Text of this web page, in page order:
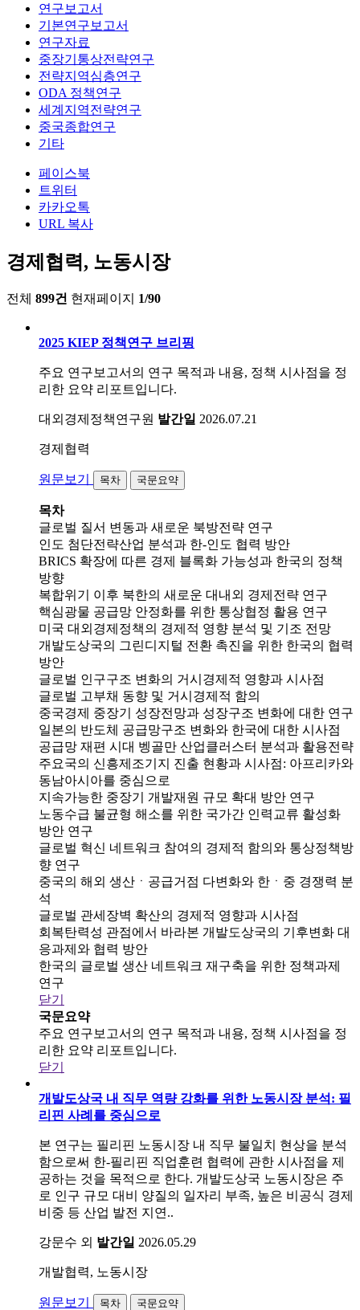
연구보고서
기본연구보고서
연구자료
중장기통상전략연구
전략지역심층연구
ODA 정책연구
세계지역전략연구
중국종합연구
기타
페이스북
트위터
카카오톡
URL 복사
경제협력, 노동시장
전체 899건 현재페이지 1/90
2025 KIEP 정책연구 브리핑
주요 연구보고서의 연구 목적과 내용, 정책 시사점을 정
리한 요약 리포트입니다.
대외경제정책연구원 발간일 2026.07.21
경제협력
원문보기 목차 국문요약
목차
글로벌 질서 변동과 새로운 북방전략 연구
인도 첨단전략산업 분석과 한-인도 협력 방안
BRICS 확장에 따른 경제 블록화 가능성과 한국의 정책
방향
복합위기 이후 북한의 새로운 대내외 경제전략 연구
핵심광물 공급망 안정화를 위한 통상협정 활용 연구
미국 대외경제정책의 경제적 영향 분석 및 기조 전망
개발도상국의 그린디지털 전환 촉진을 위한 한국의 협력
방안
글로벌 인구구조 변화의 거시경제적 영향과 시사점
글로벌 고부채 동향 및 거시경제적 함의
중국경제 중장기 성장전망과 성장구조 변화에 대한 연구
일본의 반도체 공급망구조 변화와 한국에 대한 시사점
공급망 재편 시대 벵골만 산업클러스터 분석과 활용전략
주요국의 신흥제조기지 진출 현황과 시사점: 아프리카와
동남아시아를 중심으로
지속가능한 중장기 개발재원 규모 확대 방안 연구
노동수급 불균형 해소를 위한 국가간 인력교류 활성화
방안 연구
글로벌 혁신 네트워크 참여의 경제적 함의와 통상정책방
향 연구
중국의 해외 생산ㆍ공급거점 다변화와 한ㆍ중 경쟁력 분
석
글로벌 관세장벽 확산의 경제적 영향과 시사점
회복탄력성 관점에서 바라본 개발도상국의 기후변화 대
응과제와 협력 방안
한국의 글로벌 생산 네트워크 재구축을 위한 정책과제
연구
닫기
국문요약
주요 연구보고서의 연구 목적과 내용, 정책 시사점을 정
리한 요약 리포트입니다.
닫기
개발도상국 내 직무 역량 강화를 위한 노동시장 분석: 필
리핀 사례를 중심으로
본 연구는 필리핀 노동시장 내 직무 불일치 현상을 분석
함으로써 한-필리핀 직업훈련 협력에 관한 시사점을 제
공하는 것을 목적으로 한다. 개발도상국 노동시장은 주
로 인구 규모 대비 양질의 일자리 부족, 높은 비공식 경제
비중 등 산업 발전 지연..
강문수 외 발간일 2026.05.29
개발협력, 노동시장
원문보기 목차 국문요약